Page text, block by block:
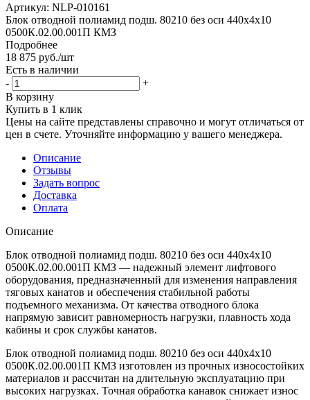
Артикул: NLP-010161
Блок отводной полиамид подш. 80210 без оси 440х4х10
0500К.02.00.001П КМЗ
Подробнее
18 875 руб./шт
Есть в наличии
-
+
В корзину
Купить в 1 клик
Цены на сайте представлены справочно и могут отличаться от
цен в счете. Уточняйте информацию у вашего менеджера.
Описание
Отзывы
Задать вопрос
Доставка
Оплата
Описание
Блок отводной полиамид подш. 80210 без оси 440х4х10
0500К.02.00.001П КМЗ — надежный элемент лифтового
оборудования, предназначенный для изменения направления
тяговых канатов и обеспечения стабильной работы
подъемного механизма. От качества отводного блока
напрямую зависит равномерность нагрузки, плавность хода
кабины и срок службы канатов.
Блок отводной полиамид подш. 80210 без оси 440х4х10
0500К.02.00.001П КМЗ изготовлен из прочных износостойких
материалов и рассчитан на длительную эксплуатацию при
высоких нагрузках. Точная обработка канавок снижает износ